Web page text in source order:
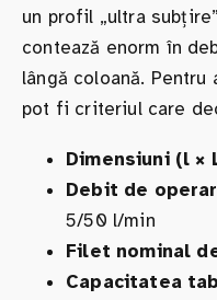
un profil „ultra
contează enorm în
lângă coloană.
pot fi criteriul care
Dimensiuni (l ×
Debit de
5/50 l/min
Filet nominal
Capacitatea